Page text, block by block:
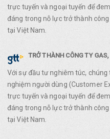
trực tuyến và ngoại tuyến để
đáng trong nỗ lực trở thành công
tại Việt Nam.
TRỞ THÀNH CÔNG TY
Với sự đầu tư nghiêm túc,
nghiệm người dùng (Customer
trực tuyến và ngoại tuyến để
đáng trong nỗ lực trở thành công
tại Việt Nam.